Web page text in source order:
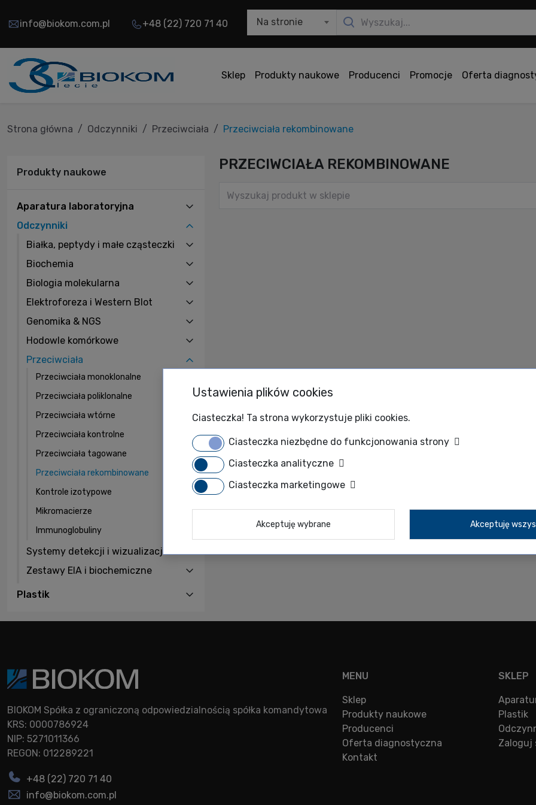
info@biokom.com.pl +48 (22) 720 71 40 Na stronie
Sklep Produkty naukowe Producenci Promocje Oferta
Strona główna Odczynniki Przeciwciała Przeciwciała rekombinowane
Produkty naukowe
Aparatura laboratoryjna
Odczynniki
Białka, peptydy i małe cząsteczki
Biochemia
Biologia molekularna
Elektroforeza i Western Blot
Genomika & NGS
Hodowle komórkowe
Przeciwciała
Przeciwciała monoklonalne
Przeciwciała poliklonalne
Przeciwciała wtórne
Przeciwciała kontrolne
Przeciwciała tagowane
Przeciwciała rekombinowane
Kontrole izotypowe
Mikromacierze
Immunoglobuliny
Systemy detekcji i wizualizacji
Zestawy EIA i biochemiczne
Plastik
PRZECIWCIAŁA REKOMBINOWANE
BIOKOM Spółka z ograniczoną odpowiedzialnością spółka komandytowa
KRS: 0000786924
NIP: 5271011366
REGON: 012289221
+48 (22) 720 71 40
info@biokom.com.pl
MENU
Sklep
Produkty naukowe
Producenci
Oferta diagnostyczna
Kontakt
SKLEP
Plastik
Zaloguj
Ustawienia plików cookies
Ciasteczka! Ta strona wykorzystuje pliki cookies.
Ciasteczka niezbędne do funkcjonowania strony
Ciasteczka analityczne
Ciasteczka marketingowe
Akceptuję wybrane Akceptuję